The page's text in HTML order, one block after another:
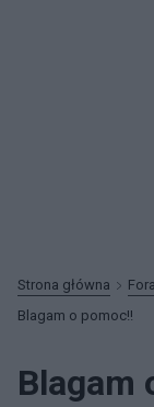
Strona główna Fora
Blagam o pomoc!!
Blagam